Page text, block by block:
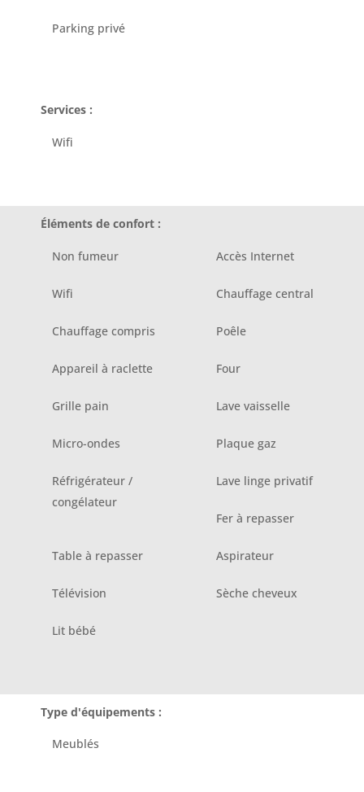
Parking privé
Services :
Wifi
Éléments de confort :
Non fumeur Accès Internet
Wifi Chauffage central
Chauffage compris Poêle
Appareil à raclette Four
Grille pain Lave vaisselle
Micro-ondes Plaque gaz
Réfrigérateur /
congélateur
Lave linge privatif
Fer à repasser
Table à repasser Aspirateur
Télévision Sèche cheveux
Lit bébé
Type d'équipements :
Meublés